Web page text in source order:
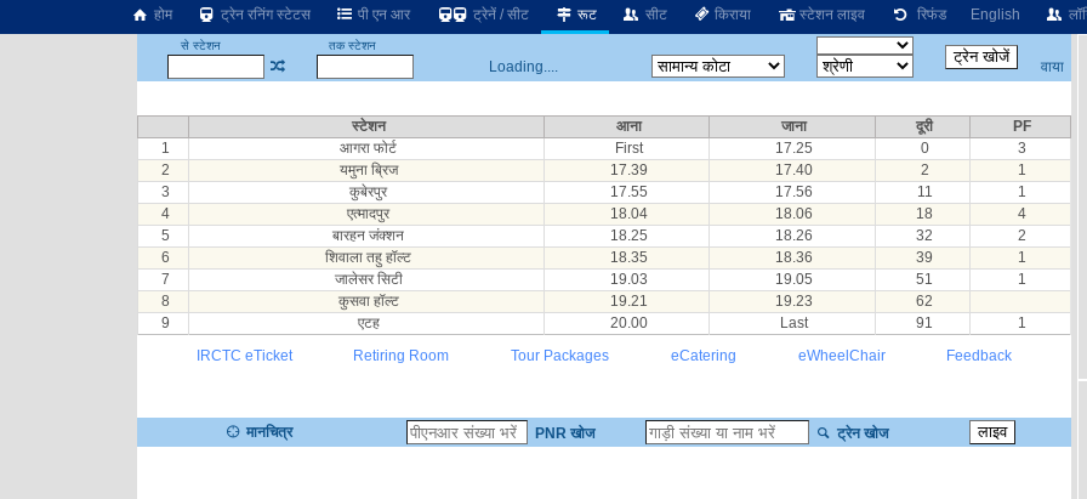
होम ट्रेन रनिंग स्टेटस पी एन आर ट्रेनें / सीट रूट सीट किराया स्टेशन लाइव रिफंड English
से स्टेशन तक स्टेशन
Loading.... वाया
स्टेशन आना जाना दूरी
PF
1
आगरा फोर्ट First 17.25 0
3
2
यमुना ब्रिज 17.39 17.40 2
1
3
कुबेरपुर 17.55 17.56 11
1
4
एत्मादपुर 18.04 18.06 18
4
5
बारहन जंक्शन 18.25 18.26 32
2
6
शिवाला तहु हॉल्ट 18.35 18.36 39
1
7
जालेसर सिटी 19.03 19.05 51
1
8
कुसवा हॉल्ट 19.21 19.23
62
9
एटह 20.00 Last 91
1
IRCTC eTicket
Retiring Room Tour Packages eCatering eWheelChair Feedback
मानचित्र PNR खोज ट्रेन खोज